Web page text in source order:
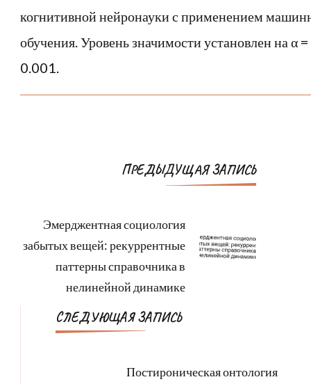
когнитивной нейронауки с применением
обучения. Уровень значимости установлен на α =
0.001.
Навигация
ПРЕДЫДУЩАЯ ЗАПИСЬ
Эмерджентная социология
забытых вещей: рекуррентные
паттерны справочника в
нелинейной динамике
СЛЕДУЮЩАЯ ЗАПИСЬ
Постироническая онтология